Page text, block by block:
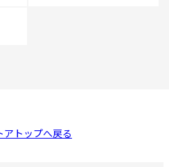
アトップへ戻る